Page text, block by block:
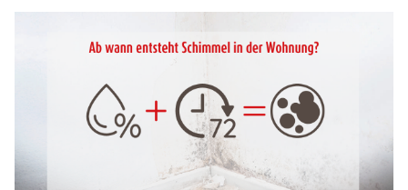
Lebensbedingungen für Schimmelpilze und
gesundheitsschädliche Bakterien. Bei einer
Oberflächentemperatur von 15 °C und einer
bereits nach drei Tagen Schimmel an der
Tapete bilden. Resultierend aus der Belastung
durch Schimmelsporen können Haut- und
Augenreizungen sowie Infekte auftreten.